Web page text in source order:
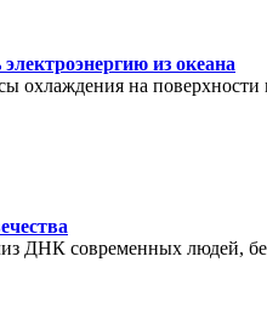
из океана
охлаждения на поверхности
ДНК современных людей,